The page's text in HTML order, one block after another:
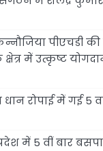
पीएचडी की
में उत्कृष्ट
रोपाई में गई 5
में 5 वीं बार